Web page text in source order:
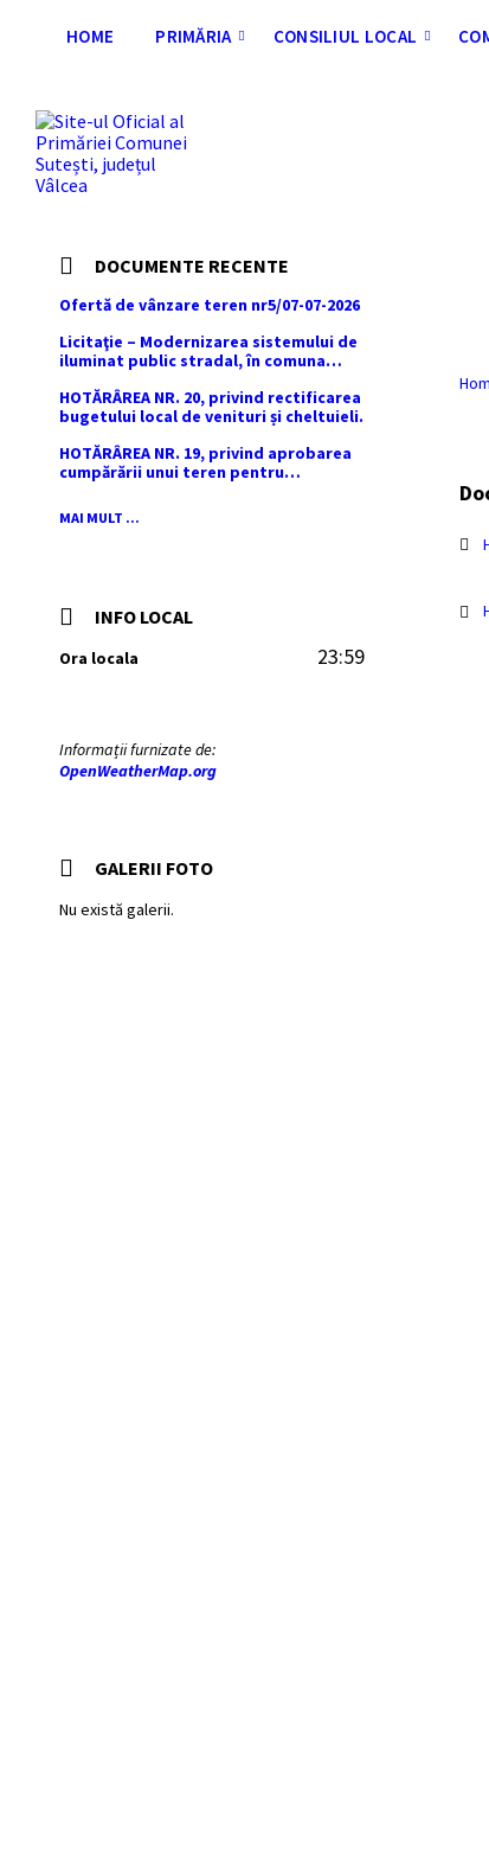
HOME PRIMĂRIA CONSILIUL LOCAL
DOCUMENTE RECENTE
Ofertă de vânzare teren nr5/07-07-2026
Licitaţie – Modernizarea sistemului de
iluminat public stradal, în comuna
HOTĂRÂREA NR. 20, privind rectificarea
bugetului local de venituri și cheltuieli.
HOTĂRÂREA NR. 19, privind aprobarea
cumpărării unui teren pentru
din cadrul proiectului de distribuție a
gazelor naturale în comuna Sutești.
MAI MULT ...
INFO LOCAL
Ora locala 23:59
Informații furnizate de:
OpenWeatherMap.org
GALERII FOTO
Nu există galerii.